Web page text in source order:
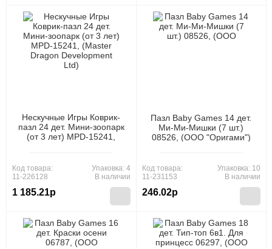
Нескучные Игры Коврик-
пазл 24 дет. Мини-зоопарк
(от 3 лет) MPD-15241,
Код товара:
11-226128
1 185.21р
Упаковка: 4
В наличии
Пазл Baby Games 14 дет.
Ми-Ми-Мишки (7 шт.)
08526, (ООО "Оригами")
Код товара:
11-231153
246.02р
Упаковка: 10
В наличии